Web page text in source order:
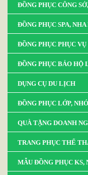
ĐỒNG PHỤC CÔNG
ĐỒNG PHỤC SPA,
ĐỒNG PHỤC PHỤC
ĐỒNG PHỤC BẢO HỘ
DỤNG CỤ DU LỊCH
ĐỒNG PHỤC LỚP,
QUÀ TẶNG DOANH
TRANG PHỤC THỂ
MẪU ĐỒNG PHỤC KS,